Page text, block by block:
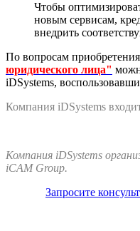
Чтобы
новым сервисам,
внедрить
По вопросам приобретения
юридического лица"
iDSystems,
Компания iDSystems
Компания iDSystems
iCAM Group.
Запросите